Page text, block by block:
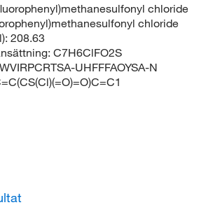
chloride
chloride
208.63
C7H6ClFO2S
UHFFFAOYSA-N